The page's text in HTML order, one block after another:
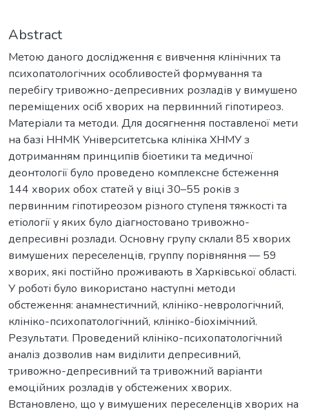
Abstract
Метою даного дослідження є вивчення клінічних та
психопатологічних особливостей формування та
перебігу тривожно-депресивних розладів у вимушено
переміщених осіб хворих на первинний гіпотиреоз.
Матеріали та методи. Для досягнення поставленої мети
на базі ННМК Університетська клініка ХНМУ з
дотриманням принципів біоетики та медичної
деонтології було проведено комплексне бстеження
144 хворих обох статей у віці 30–55 років з
первинним гіпотиреозом різного ступеня тяжкості та
етіології у яких було діагностовано тривожно-
депресивні розлади. Основну групу склали 85 хворих
вимушених переселенців, группу порівняння — 59
хворих, які постійно проживають в Харківської області.
У роботі було використано наступні методи
обстеження: анамнестичний, клініко-неврологічний,
клініко-психопатологічний, клініко-біохімічний.
Результати. Проведений клініко-психопатологічний
аналіз дозволив нам виділити депресивний,
тривожно-депресивний та тривожний варіанти
емоційних розладів у обстежених хворих.
Встановлено, що у вимушених переселенців хворих на